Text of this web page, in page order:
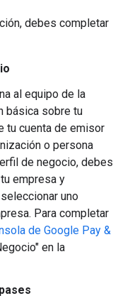
debes completar
al equipo de la
básica sobre tu
tu cuenta de emisor
o persona
de negocio, debes
empresa y
uno
Para completar
de Google Pay &
en la